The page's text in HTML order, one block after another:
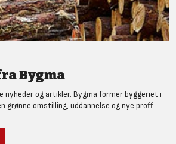
Bygma
nyheder og artikler. Bygma former byggeriet i
grønne omstilling, uddannelse og nye proff-